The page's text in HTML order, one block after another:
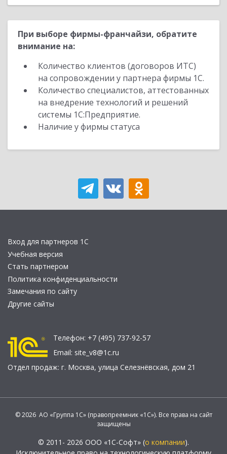
При выборе фирмы-франчайзи, обратите
внимание на:
Количество клиентов (договоров ИТС)
на сопровождении у партнера фирмы 1С.
Количество специалистов, аттестованных
на внедрение технологий и решений
системы 1С:Предприятие.
Наличие у фирмы статуса
Вход для партнеров 1С
Учебная версия
Стать партнером
Политика конфиденциальности
Замечания по сайту
Другие сайты
Телефон: +7 (495) 737-92-57
Email: site_v8@1c.ru
Отдел продаж: г. Москва, улица Селезнёвская, дом 21
© 2026 АО «Группа 1С» (правопреемник «1С»). Все права на сайт
защищены
© 2011- 2026 ООО «1С-Софт» (о компании).